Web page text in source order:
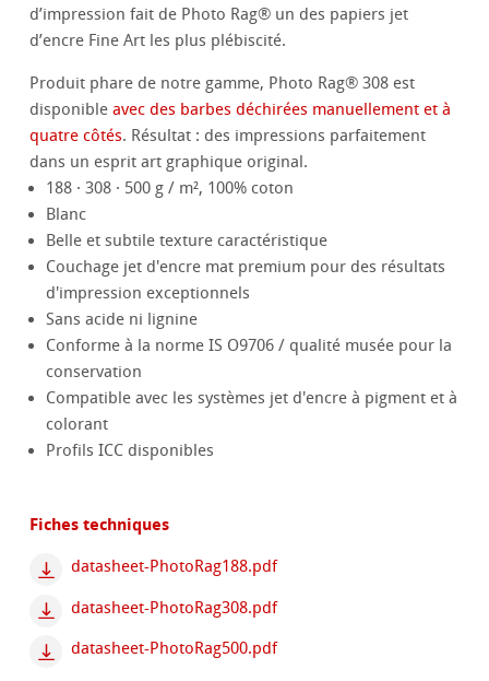
d’impression fait de Photo Rag® un des papiers jet
d’encre Fine Art les plus plébiscité.
Produit phare de notre gamme, Photo Rag® 308 est
disponibleavec des barbes déchirées manuellement et à
quatre côtés. Résultat : des impressions parfaitement
dans un esprit art graphique original.
188 · 308 · 500 g / m², 100% coton
Blanc
Belle et subtile texture caractéristique
Couchage jet d'encre mat premium pour des résultats
d'impression exceptionnels
Sans acide ni lignine
Conforme à la norme IS O9706 / qualité musée pour la
conservation
Compatible avec les systèmes jet d'encre à pigment et à
colorant
Profils ICC disponibles
Fiches techniques
datasheet-PhotoRag188.pdf
datasheet-PhotoRag308.pdf
datasheet-PhotoRag500.pdf